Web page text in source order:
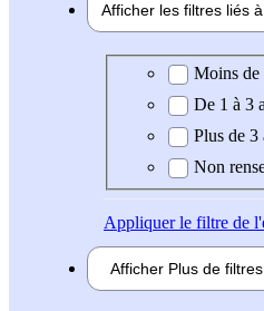
Afficher les filtres liés
ExpérienceMoins de
De 1 à 3
Plus de 3
Non
Appliquerle filtre de
Afficher Plus de filtres